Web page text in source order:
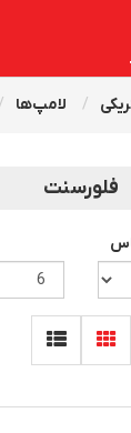
لامپ‌ها
فلورسنت